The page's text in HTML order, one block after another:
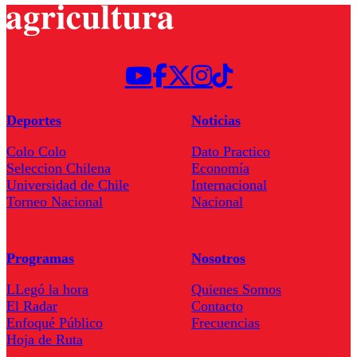
Deportes
Colo Colo
Seleccion Chilena
Universidad de Chile
Torneo Nacional
Noticias
Dato Practico
Economía
Internacional
Nacional
Programas
LLegó la hora
El Radar
Enfoqué Público
Hoja de Ruta
Nosotros
Quienes Somos
Contacto
Frecuencias